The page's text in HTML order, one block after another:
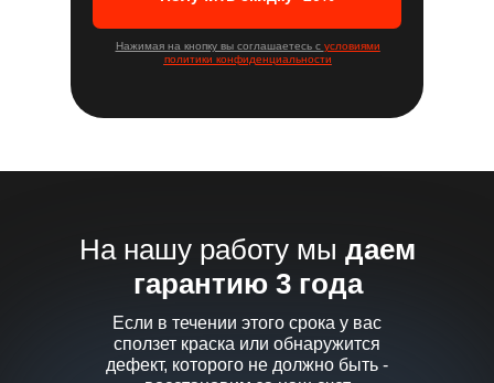
Нажимая на кнопку вы соглашаетесь с условиями
политики конфиденциальности
На нашу работу мы даем
гарантию 3 года
Если в течении этого срока у вас
сползет краска или обнаружится
дефект, которого не должно быть -